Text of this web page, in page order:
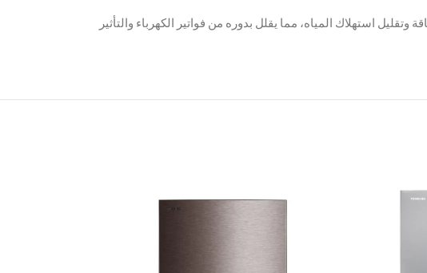
استهلاك المياه، مما يقلل بدوره من فواتير الكهرباء والتأثير